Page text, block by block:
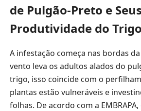
de Pulgão-Preto e
Produtividade do Trigo
A infestação começa nas bordas
vento leva os adultos alados do
trigo, isso coincide com o
plantas estão vulneráveis e
folhas. De acordo com a